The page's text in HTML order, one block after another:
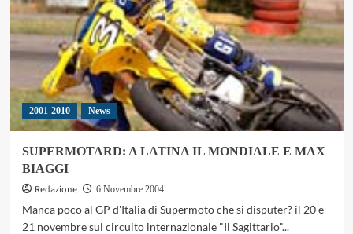
250
2001-2010 News
SUPERMOTARD: A LATINA IL MONDIALE E MAX
BIAGGI
Redazione
6 Novembre 2004
Manca poco al GP d'Italia di Supermoto che si disputer? il 20 e
21 novembre sul circuito internazionale "Il Sagittario"...